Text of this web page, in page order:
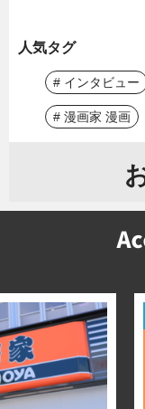
人気タグ
# インタビュー
# 漫画家 漫画